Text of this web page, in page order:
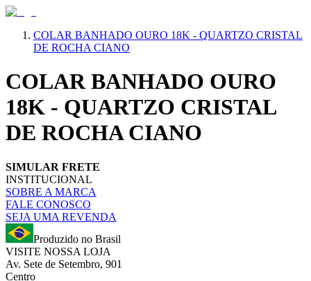
COLAR BANHADO OURO 18K - QUARTZO CRISTAL
DE ROCHA CIANO
COLAR BANHADO OURO
18K - QUARTZO CRISTAL
DE ROCHA CIANO
SIMULAR FRETE
INSTITUCIONAL
SOBRE A MARCA
FALE CONOSCO
SEJA UMA REVENDA
Produzido no Brasil
VISITE NOSSA LOJA
Av. Sete de Setembro, 901
Centro